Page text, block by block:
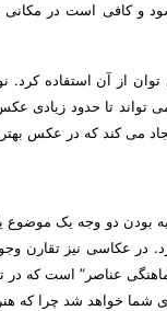
و کافی است در مکانی
از آن استفاده
تواند تا حدود زیادی
می کند که در عکس
بودن دو وجه یک
عکاسی نیز تقارن
عناصر” است که در
شما خواهد شد چرا که